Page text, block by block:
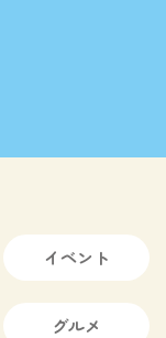
イベント
グルメ